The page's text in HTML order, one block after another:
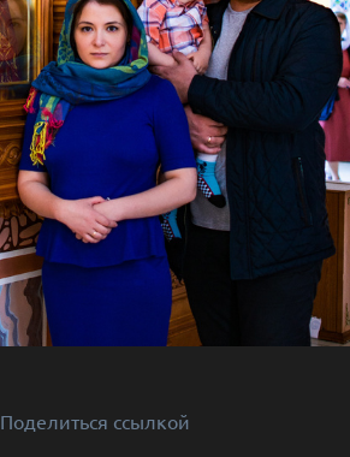
Поделиться ссылкой